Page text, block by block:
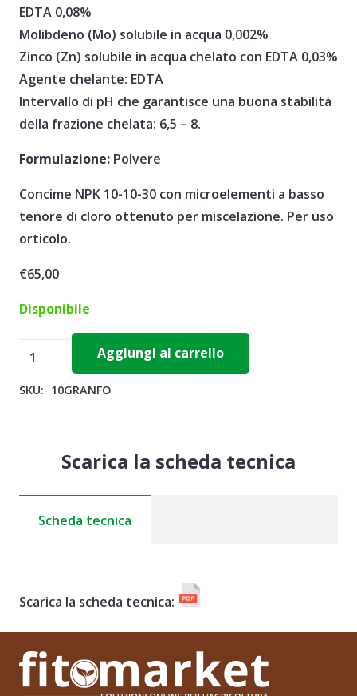
EDTA 0,08%
Molibdeno (Mo) solubile in acqua 0,002%
Zinco (Zn) solubile in acqua chelato con EDTA 0,03%
Agente chelante: EDTA
Intervallo di pH che garantisce una buona stabilità
della frazione chelata: 6,5 – 8.
Formulazione: Polvere
Concime NPK 10-10-30 con microelementi a basso
tenore di cloro ottenuto per miscelazione. Per uso
orticolo.
€65,00
Disponibile
GRAN
10-
Hydro
Aggiungi al carrello
SKU: 10GRANFO
Scarica la scheda tecnica
Scheda tecnica
Scarica la scheda tecnica: